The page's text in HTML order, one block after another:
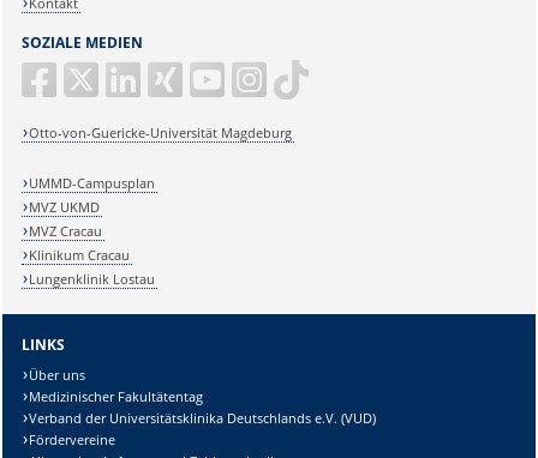
SOZIALE MEDIEN
Otto-von-Guericke-Universität Magdeburg
UMMD-Campusplan
MVZ UKMD
MVZ Cracau
Klinikum Cracau
Lungenklinik Lostau
LINKS
Über uns
Medizinischer Fakultätentag
Verband der Universitätsklinika Deutschlands e.V. (VUD)
Fördervereine